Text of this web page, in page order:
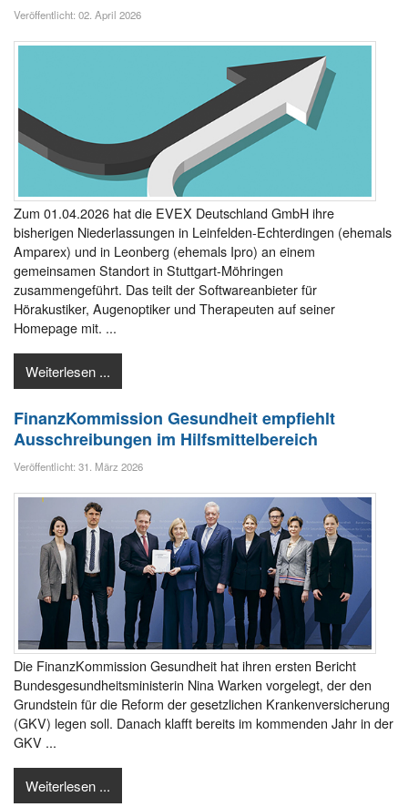
Veröffentlicht: 02. April 2026
Zum 01.04.2026 hat die EVEX Deutschland GmbH ihre
bisherigen Niederlassungen in Leinfelden-Echterdingen (ehemals
Amparex) und in Leonberg (ehemals Ipro) an einem
gemeinsamen Standort in Stuttgart-Möhringen
zusammengeführt. Das teilt der Softwareanbieter für
Hörakustiker, Augenoptiker und Therapeuten auf seiner
Homepage mit. ...
Weiterlesen ...
FinanzKommission Gesundheit empfiehlt
Ausschreibungen im Hilfsmittelbereich
Veröffentlicht: 31. März 2026
Die FinanzKommission Gesundheit hat ihren ersten Bericht
Bundesgesundheitsministerin Nina Warken vorgelegt, der den
Grundstein für die Reform der gesetzlichen Krankenversicherung
(GKV) legen soll. Danach klafft bereits im kommenden Jahr in der
GKV ...
Weiterlesen ...